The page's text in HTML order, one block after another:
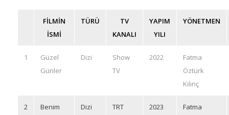
FİLMİN
İSMİ
TÜRÜ
TV
KANALI
YAPIM
YILI
YÖNETMEN
1
Güzel
Günler
Dizi
Show
TV
2022
Fatma
Öztürk
Kılınç
2
Benim
Dizi TRT 2023
Fatma